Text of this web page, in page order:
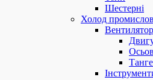
Шестерні
Холод